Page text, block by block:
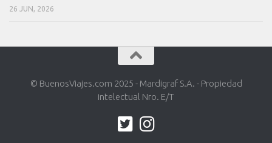
26 JUN, 2026
© BuenosViajes.com 2025 - Mardigraf S.A. - Propiedad
intelectual Nro. E/T